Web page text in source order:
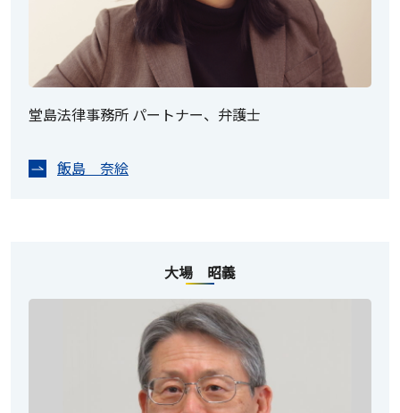
堂島法律事務所 パートナー、弁護士
飯島 奈絵
大場 昭義